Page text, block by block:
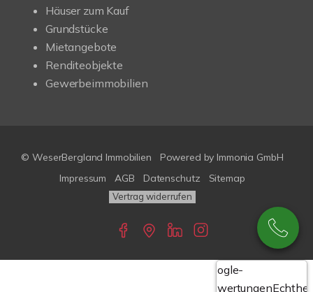
Häuser zum Kauf
Grundstücke
Mietangebote
Renditeobjekte
Gewerbeimmobilien
© WeserBergland Immobilien Powered by Immonia GmbH
Impressum
AGB Datenschutz Sitemap
Vertrag widerrufen
Google-
Bewertungen